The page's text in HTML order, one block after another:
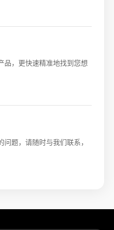
品，更快速精准地找到您想
题，请随时与我们联系，